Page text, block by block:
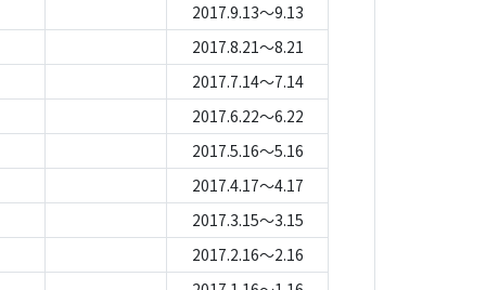
2017.9.13～9.13
2017.8.21～8.21
2017.7.14～7.14
2017.6.22～6.22
2017.5.16～5.16
2017.4.17～4.17
2017.3.15～3.15
2017.2.16～2.16